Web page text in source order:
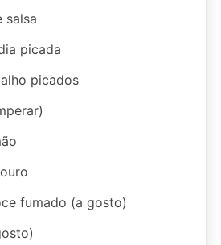
salsa
picada
picados
fumado (a gosto)